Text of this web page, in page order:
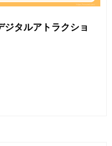
ジタルアトラクショ